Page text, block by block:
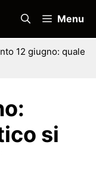
Menu
12 giugno: quale
si